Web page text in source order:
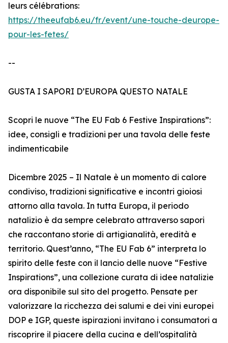
leurs célébrations:
https://theeufab6.eu/fr/event/une-touche-deurope-
pour-les-fetes/
--
GUSTA I SAPORI D’EUROPA QUESTO NATALE
Scopri le nuove “The EU Fab 6 Festive Inspirations”:
idee, consigli e tradizioni per una tavola delle feste
indimenticabile
Dicembre 2025 – Il Natale è un momento di calore
condiviso, tradizioni significative e incontri gioiosi
attorno alla tavola. In tutta Europa, il periodo
natalizio è da sempre celebrato attraverso sapori
che raccontano storie di artigianalità, eredità e
territorio. Quest’anno, “The EU Fab 6” interpreta lo
spirito delle feste con il lancio delle nuove “Festive
Inspirations”, una collezione curata di idee natalizie
ora disponibile sul sito del progetto. Pensate per
valorizzare la ricchezza dei salumi e dei vini europei
DOP e IGP, queste ispirazioni invitano i consumatori a
riscoprire il piacere della cucina e dell’ospitalità